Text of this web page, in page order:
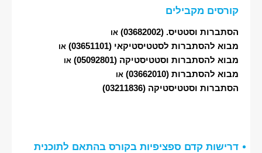
קורסים מקבילים
הסתברות וסטטיס. (03682002) או
מבוא להסתברות לסטטיסטיקאי (03651101) או
מבוא להסתברות וסטטיסטיקה (05092801) או
מבוא להסתברות (03662010) או
הסתברות וסטטיסטיקה (03211836)
דרישות קדם ספציפיות בקורס בהתאם לתוכנית